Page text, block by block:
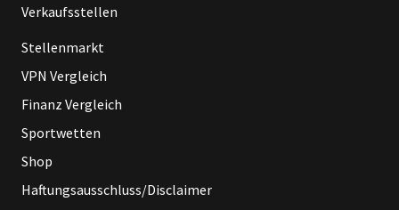
Verkaufsstellen
Stellenmarkt
VPN Vergleich
Finanz Vergleich
Sportwetten
Shop
Haftungsausschluss/Disclaimer